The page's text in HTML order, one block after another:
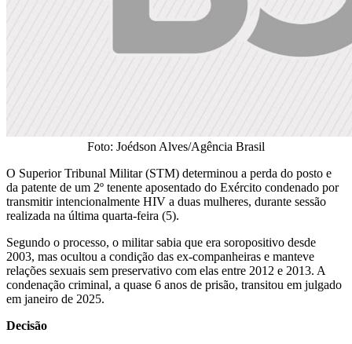
Foto: Joédson Alves/Agência Brasil
O Superior Tribunal Militar (STM) determinou a perda do posto e
da patente de um 2º tenente aposentado do Exército condenado por
transmitir intencionalmente HIV a duas mulheres, durante sessão
realizada na última quarta-feira (5).
Segundo o processo, o militar sabia que era soropositivo desde
2003, mas ocultou a condição das ex-companheiras e manteve
relações sexuais sem preservativo com elas entre 2012 e 2013. A
condenação criminal, a quase 6 anos de prisão, transitou em julgado
em janeiro de 2025.
Decisão